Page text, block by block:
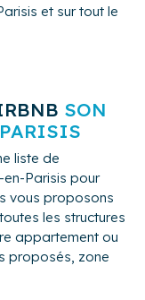
et sur tout le
SON
liste de
Parisis pour
vous proposons
les structures
appartement ou
proposés, zone